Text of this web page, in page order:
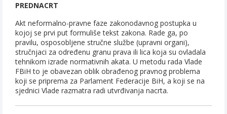
PREDNACRT
Akt neformalno-pravne faze zakonodavnog postupka u
kojoj se prvi put formuliše tekst zakona. Rade ga, po
pravilu, osposobljene stručne službe (upravni organi),
stručnjaci za određenu granu prava ili lica koja su ovladala
tehnikom izrade normativnih akata. U metodu rada Vlade
FBiH to je obavezan oblik obrađenog pravnog problema
koji se priprema za Parlament Federacije BiH, a koji se na
sjednici Vlade razmatra radi utvrđivanja nacrta.